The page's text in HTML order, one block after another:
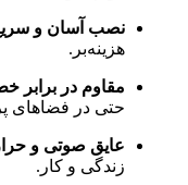
نصب آسان و
هزینه‌بر.
مقاوم در
حتی در فضاهای
عایق صوتی و
زندگی و کار.